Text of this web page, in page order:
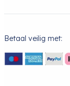
Betaal veilig met: